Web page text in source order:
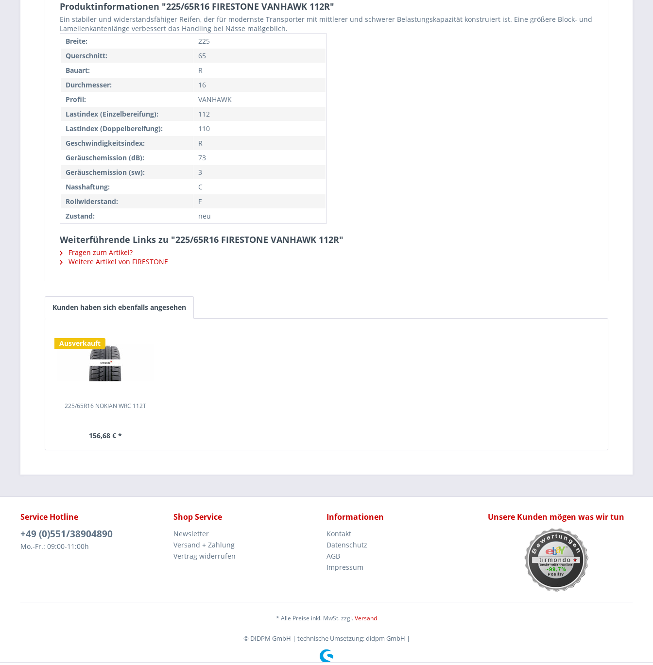
Produktinformationen "225/65R16 FIRESTONE VANHAWK 112R"
Ein stabiler und widerstandsfähiger Reifen, der für modernste Transporter mit mittlerer und schwerer Belastungskapazität konstruiert ist. Eine größere Block- und
Lamellenkantenlänge verbessert das Handling bei Nässe maßgeblich.
Breite:
225
Querschnitt:
65
Bauart:
R
Durchmesser:
16
Profil:
VANHAWK
Lastindex (Einzelbereifung):
112
Lastindex (Doppelbereifung):
110
Geschwindigkeitsindex:
R
Geräuschemission (dB):
73
Geräuschemission (sw):
3
Nasshaftung:
C
Rollwiderstand:
F
Zustand:
neu
Weiterführende Links zu "225/65R16 FIRESTONE VANHAWK 112R"
Fragen zum Artikel?
Weitere Artikel von FIRESTONE
Kunden haben sich ebenfalls angesehen
Ausverkauft
225/65R16 NOKIAN WRC 112T
156,68 € *
Service Hotline
+49 (0)551/38904890
Mo.-Fr.: 09:00-11:00h
Shop Service
Newsletter
Versand + Zahlung
Vertrag widerrufen
Informationen
Kontakt
Datenschutz
AGB
Impressum
Unsere Kunden mögen was wir tun
* Alle Preise inkl. MwSt. zzgl.Versand
© DIDPM GmbH | technische Umsetzung: didpm GmbH |